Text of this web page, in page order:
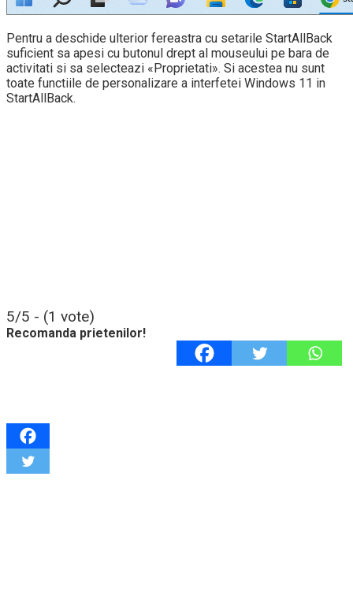
Pentru a deschide ulterior fereastra cu setarile StartAllBack
suficient sa apesi cu butonul drept al mouseului pe bara de
activitati si sa selecteazi «Proprietati». Si acestea nu sunt
toate functiile de personalizare a interfetei Windows 11 in
StartAllBack.
5/5 - (1 vote)
Recomanda prietenilor!